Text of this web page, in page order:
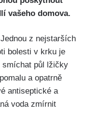
vašeho domova.
Jednou z ‌nejstarších
bolesti‌ v krku je
smíchat ⁢půl lžičky
a ⁤opatrně⁣
antiseptické a​
voda zmírnit